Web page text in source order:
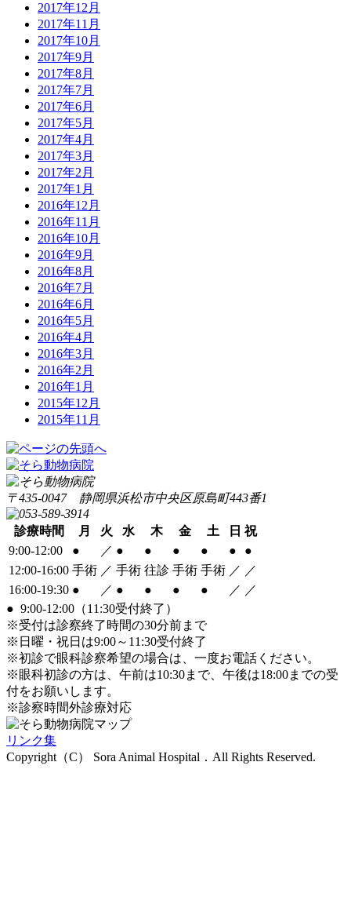
2017年12月
2017年11月
2017年10月
2017年9月
2017年8月
2017年7月
2017年6月
2017年5月
2017年4月
2017年3月
2017年2月
2017年1月
2016年12月
2016年11月
2016年10月
2016年9月
2016年8月
2016年7月
2016年6月
2016年5月
2016年4月
2016年3月
2016年2月
2016年1月
2015年12月
2015年11月
〒435-0047 静岡県浜松市中央区原島町443番1
診療時間 月 火 水 木 金 土 日 祝
9:00-12:00
● ／ ● ● ● ● ●
●
12:00-16:00 手術 ／ 手術 往診 手術 手術 ／ ／
16:00-19:30 ● ／ ● ● ● ● ／ ／
● 9:00-12:00（11:30受付終了）
※受付は診察終了時間の30分前まで
※日曜・祝日は9:00～11:30受付終了
※初診で眼科診察希望の場合は、一度お電話ください。
※眼科初診の方は、午前は10:30まで、午後は18:00までの受
付をお願いします。
※診察時間外診療対応
リンク集
Copyright（C） Sora Animal Hospital．All Rights Reserved.